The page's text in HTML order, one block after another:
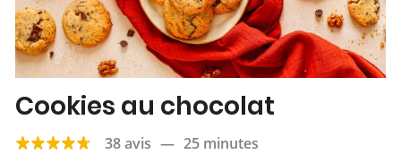
Cookies au chocolat
38 avis — 25 minutes